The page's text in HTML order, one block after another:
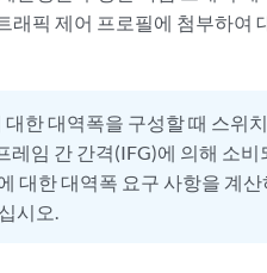
래픽 제어 프로필에 첨부하여
한 대역폭을 구성할 때 스위
레임 간 간격(IFG)에 의해 소
대한 대역폭 요구 사항을 계
시오.